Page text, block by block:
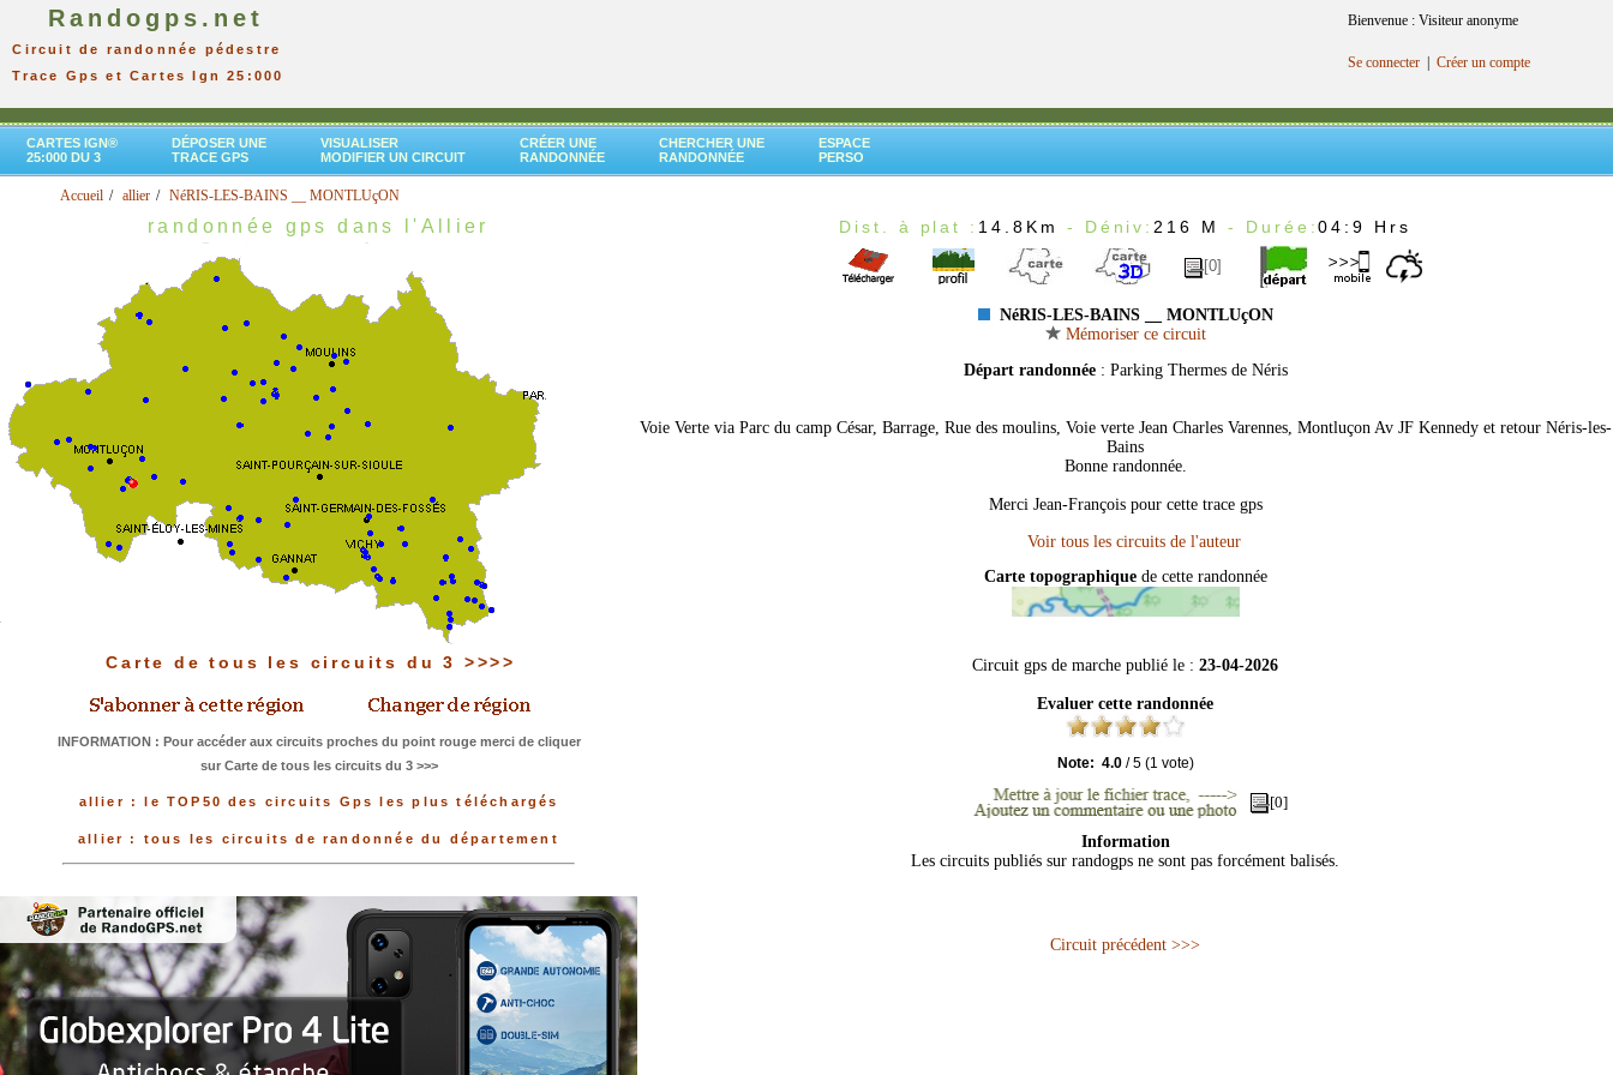
Randogps.net
Circuit de randonnée pédestre
Trace Gps et Cartes Ign 25:000
Bienvenue : Visiteur anonyme
Se connecter Créer un compte
CARTES IGN®
25:000 DU 3
DÉPOSER UNE
TRACE GPS
VISUALISER
MODIFIER UN CIRCUIT
CRÉER UNE
RANDONNÉE
CHERCHER UNE
RANDONNÉE
ESPACE
PERSO
Accueil allier NéRIS-LES-BAINS __ MONTLUçON
randonnée gps dans l'Allier
Carte de tous les circuits du 3 >>>>
INFORMATION : Pour accéder aux circuits proches du point rouge merci de cliquer
sur Carte de tous les circuits du 3 >>>
allier : le TOP50 des circuits Gps les plus téléchargés
allier : tous les circuits de randonnée du département
Dist. à plat : 14.8Km - Déniv: 216 M - Durée:04:9 Hrs
[0]
NéRIS-LES-BAINS __ MONTLUçON
Mémoriser ce circuit
Départ randonnée : Parking Thermes de Néris
Voie Verte via Parc du camp César, Barrage, Rue des moulins, Voie verte Jean Charles Varennes, Montluçon Av JF Kennedy et retour Néris-les-
Bains
Bonne randonnée.
Merci Jean-François pour cette trace gps
Carte topographique de cette randonnée
Circuit gps de marche publié le : 23-04-2026
Evaluer cette randonnée
Note: 4.0/5(1 vote)
[0]
Information
Les circuits publiés sur randogps ne sont pas forcément balisés.
Circuit précédent >>>